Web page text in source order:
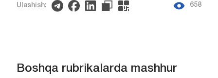
Ulashish: 658
Boshqa rubrikalarda mashhur